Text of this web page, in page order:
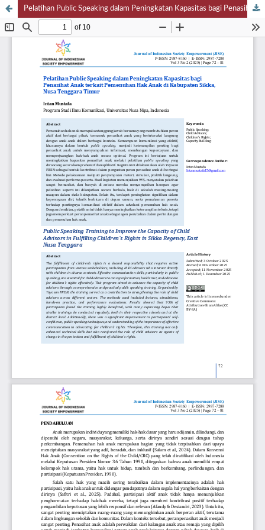
Pelatihan Public Speaking dalam Peningkatan Kapasitas bagi Penasihat Anak terkait Pemenuhan Hak Anak di Kabupaten Sikka, Nusa Tenggara Timur